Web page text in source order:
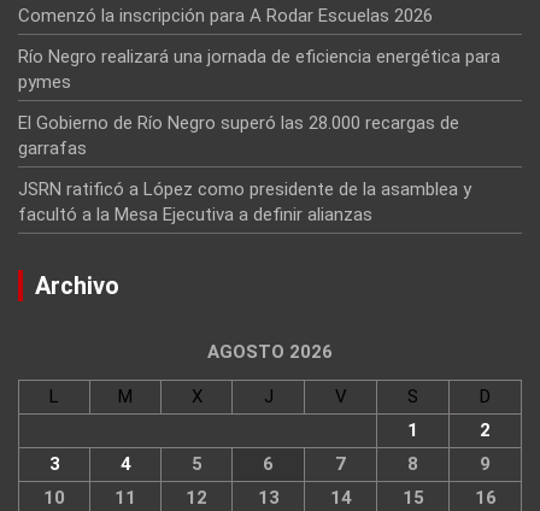
Comenzó la inscripción para A Rodar Escuelas 2026
Río Negro realizará una jornada de eficiencia energética para
pymes
El Gobierno de Río Negro superó las 28.000 recargas de
garrafas
JSRN ratificó a López como presidente de la asamblea y
facultó a la Mesa Ejecutiva a definir alianzas
Archivo
AGOSTO 2026
L M X J V S
D
1
2
3
4 5 6 7 8
9
10
11 12 13 14 15
16